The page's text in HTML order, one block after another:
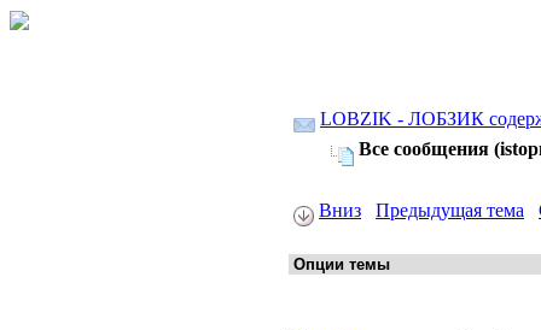
LOBZIK - ЛОБЗИК
Все сообщения
Вниз Предыдущая тема